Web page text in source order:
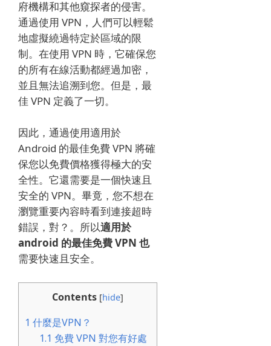
府機構和其他窺探者的侵害。
通過使用 VPN，人們可以輕鬆
地虛擬繞過特定於區域的限
制。 在使用 VPN 時，它確保您
的所有在線活動都經過加密，
並且無法追溯到您。 但是，最
佳 VPN 定義了一切。
因此，通過使用適用於
Android 的最佳免費 VPN 將確
保您以免費價格獲得極大的安
全性。 它還需要是一個快速且
安全的 VPN。 畢竟，您不想在
瀏覽重要內容時看到連接超時
錯誤， 對？。 所以適用於
android 的最佳免費 VPN 也
需要快速且安全。
Contents [hide]
1 什麼是VPN？
1.1 免費 VPN 對您有好處